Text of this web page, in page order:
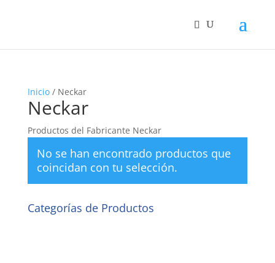
Inicio/ Neckar
Neckar
Productos del Fabricante Neckar
No se han encontrado productos que
coincidan con tu selección.
Categorías de Productos